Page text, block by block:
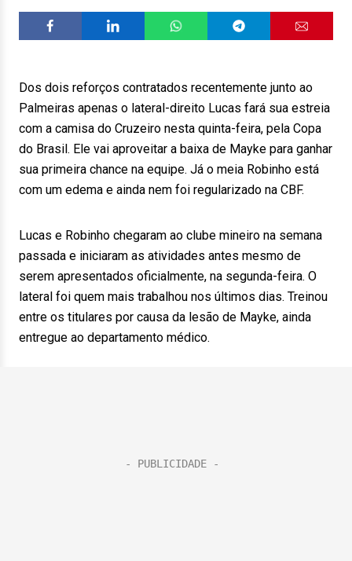
Dos dois reforços contratados recentemente junto ao
Palmeiras apenas o lateral-direito Lucas fará sua estreia
com a camisa do Cruzeiro nesta quinta-feira, pela Copa
do Brasil. Ele vai aproveitar a baixa de Mayke para ganhar
sua primeira chance na equipe. Já o meia Robinho está
com um edema e ainda nem foi regularizado na CBF.
Lucas e Robinho chegaram ao clube mineiro na semana
passada e iniciaram as atividades antes mesmo de
serem apresentados oficialmente, na segunda-feira. O
lateral foi quem mais trabalhou nos últimos dias. Treinou
entre os titulares por causa da lesão de Mayke, ainda
entregue ao departamento médico.